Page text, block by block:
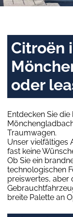
Citroën
oder
Entdecken Sie
Traumwagen.
Unser vielfältiges
fast keine
Ob Sie ein
technologischen
preiswertes, aber
breite Palette an